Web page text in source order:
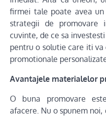
firmei tale poate avea
strategii de promovare
cuvinte, de ce sa
pentru o solutie care iti
promotionale
Avantajele materialelor
O buna promovare
afacere. Nu o spunem